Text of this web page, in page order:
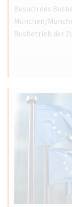
Besuch des
München/
Busbetrieb der